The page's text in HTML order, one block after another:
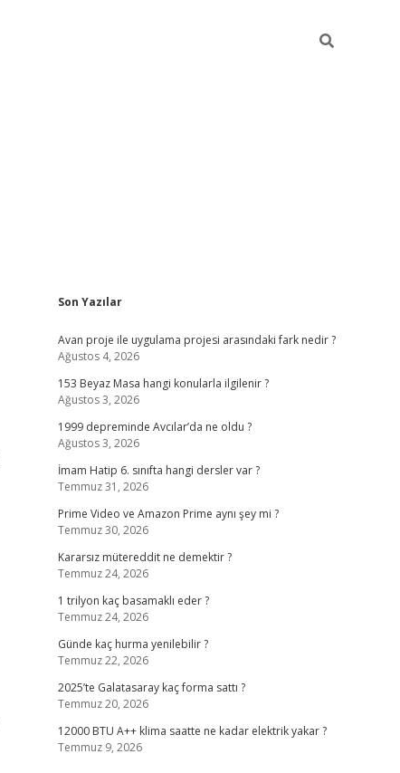
Sidebar
Son Yazılar
Avan proje ile uygulama projesi arasındaki fark nedir ?
Ağustos 4, 2026
153 Beyaz Masa hangi konularla ilgilenir ?
Ağustos 3, 2026
1999 depreminde Avcılar’da ne oldu ?
Ağustos 3, 2026
İmam Hatip 6. sınıfta hangi dersler var ?
Temmuz 31, 2026
Prime Video ve Amazon Prime aynı şey mi ?
Temmuz 30, 2026
Kararsız mütereddit ne demektir ?
Temmuz 24, 2026
1 trilyon kaç basamaklı eder ?
Temmuz 24, 2026
Günde kaç hurma yenilebilir ?
Temmuz 22, 2026
2025’te Galatasaray kaç forma sattı ?
Temmuz 20, 2026
12000 BTU A++ klima saatte ne kadar elektrik yakar ?
Temmuz 9, 2026